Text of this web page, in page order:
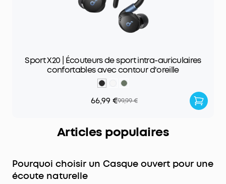
Sport X20 | Écouteurs de sport intra-auriculaires
confortables avec contour d'oreille
66,99 €99,99 €
Articles populaires
Pourquoi choisir un Casque ouvert pour une
écoute naturelle